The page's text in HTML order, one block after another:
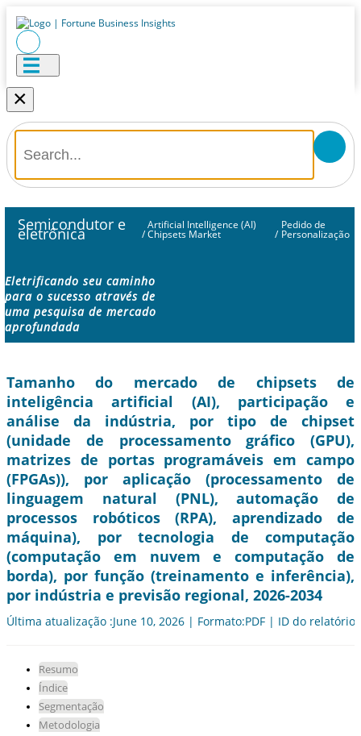
×
Semicondutor e
eletrônica /
Artificial Intelligence (AI)
Chipsets Market /
Pedido de
Personalização
Eletrificando seu caminho
para o sucesso através de
uma pesquisa de mercado
aprofundada
Tamanho do mercado de chipsets de
inteligência artificial (AI), participação e
análise da indústria, por tipo de chipset
(unidade de processamento gráfico (GPU),
matrizes de portas programáveis ​​em campo
(FPGAs)), por aplicação (processamento de
linguagem natural (PNL), automação de
processos robóticos (RPA), aprendizado de
máquina), por tecnologia de computação
(computação em nuvem e computação de
borda), por função (treinamento e inferência),
por indústria e previsão regional, 2026-2034
Última atualização :June 10, 2026 | Formato:PDF | ID do relatório:
Resumo
Índice
Segmentação
Metodologia